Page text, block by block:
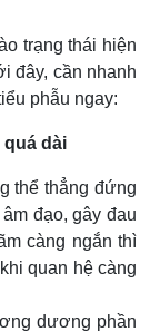
trạng thái hiện
đây, cần nhanh
phẫu ngay:
dài
thể thẳng đứng
đạo, gây đau
càng ngắn thì
quan hệ càng
dương phần